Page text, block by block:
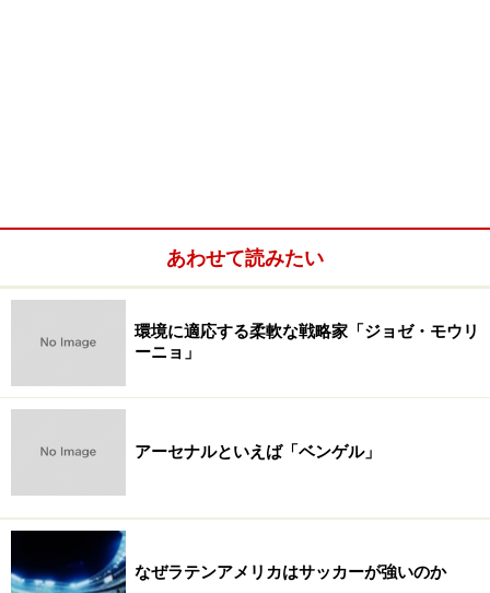
あわせて読みたい
環境に適応する柔軟な戦略家「ジョゼ・モウリ
ーニョ」
アーセナルといえば「ベンゲル」
なぜラテンアメリカはサッカーが強いのか